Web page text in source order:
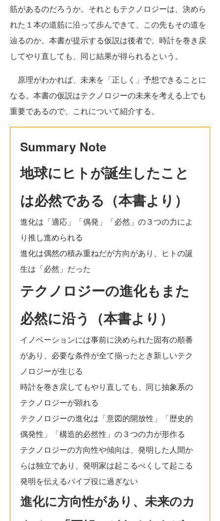
筋があるのだろうか。それともテクノロジーは、決めら
れた１本の道筋に沿って歩んできて、この先もその道を
辿るのか。本書が提示する仮説は後者で、時計を巻き戻
してやり直しても、同じ結果が得られるという。
原理がわかれば、未来を「正しく」予想できることに
なる。本書の仮説はテクノロジーの未来を考える上でも
重要であるので、これについて紹介する。
Summary Note
地球にヒトが誕生したこと
は必然である（本書より）
進化は「適応」「偶発」「必然」の３つの力によ
り推し進められる
進化は偶然の積み重ねだが方向があり、ヒトの誕
生は「必然」だった
テクノロジーの進化もまた
必然に沿う（本書より）
イノベーションには事前に決められた固有の順番
があり、必要な条件が全て揃ったとき新しいテク
ノロジーが生じる
時計を巻き戻してもやり直しても、同じ抽象系の
テクノロジーが顕れる
テクノロジーの進化は「意図的開放性」「歴史的
偶発性」「構造的必然性」の３つの力が形作る
テクノロジーの方向性や傾向は、発明した人間か
らは独立であり、発明家は起こるべくして起こる
発明を伝えるパイプ役に過ぎない
進化に方向性があり、未来のカ